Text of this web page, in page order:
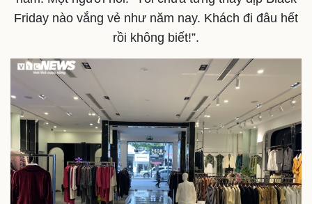
Friday nào vắng vẻ như năm nay. Khách đi đâu hết
rồi không biết!”.